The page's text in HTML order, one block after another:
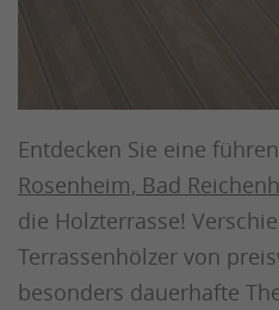
Entdecken Sie eine
Rosenheim, Bad
die Holzterrasse!
Terrassenhölzer von
besonders dauerhafte